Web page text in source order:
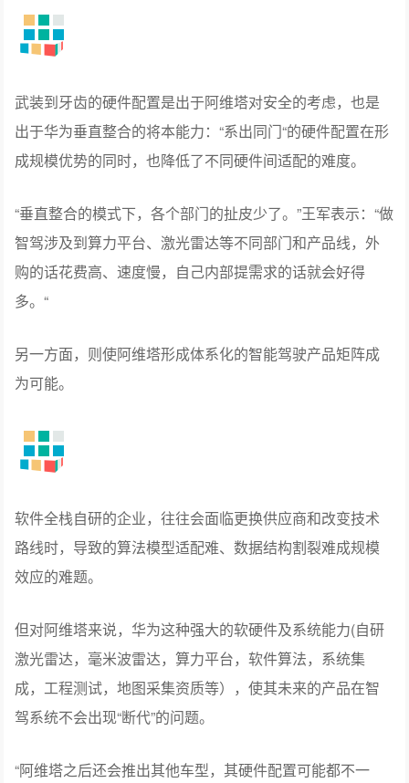
武装到牙齿的硬件配置是出于阿维塔对安全的考虑，也是
出于华为垂直整合的将本能力：“系出同门“的硬件配置在形
成规模优势的同时，也降低了不同硬件间适配的难度。
“垂直整合的模式下，各个部门的扯皮少了。”王军表示：“做
智驾涉及到算力平台、激光雷达等不同部门和产品线，外
购的话花费高、速度慢，自己内部提需求的话就会好得
多。“
另一方面，则使阿维塔形成体系化的智能驾驶产品矩阵成
为可能。
软件全栈自研的企业，往往会面临更换供应商和改变技术
路线时，导致的算法模型适配难、数据结构割裂难成规模
效应的难题。
但对阿维塔来说，华为这种强大的软硬件及系统能力(自研
激光雷达，毫米波雷达，算力平台，软件算法，系统集
成，工程测试，地图采集资质等），使其未来的产品在智
驾系统不会出现“断代”的问题。
“阿维塔之后还会推出其他车型，其硬件配置可能都不一